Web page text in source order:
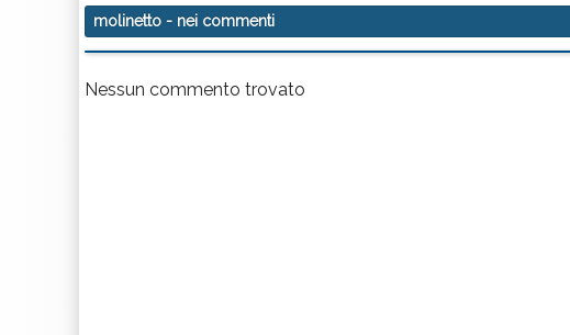
molinetto - nei commenti
Nessun commento trovato